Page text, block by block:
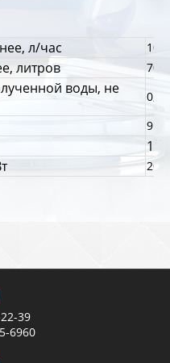
л/час 10
литров 700
воды, не
0,1
9
20
39
6960